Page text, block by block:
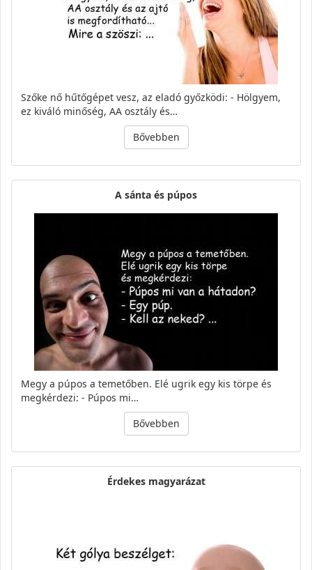
Szőke nő hűtőgépet vesz, az eladó győzködi: - Hölgyem,
ez kiváló minőség, AA osztály és…
Bővebben
A sánta és púpos
Megy a púpos a temetőben. Elé ugrik egy kis törpe és
megkérdezi: - Púpos mi…
Bővebben
Érdekes magyarázat